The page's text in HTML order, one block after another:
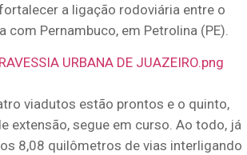
a ligação rodoviária entre o
com Pernambuco, em Petrolina (PE).
viadutos estão prontos e o quinto,
extensão, segue em curso. Ao todo, já
8,08 quilômetros de vias interligando